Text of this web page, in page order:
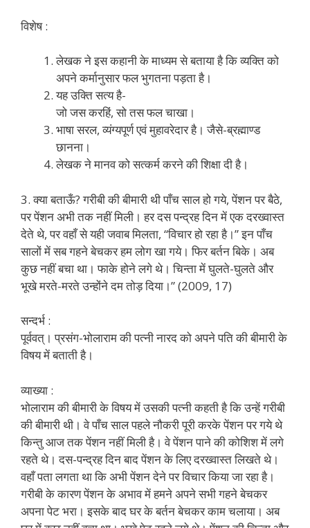
विशेष :
लेखक ने इस कहानी के माध्यम से बताया है कि व्यक्ति को
अपने कर्मानुसार फल भुगतना पड़ता है।
यह उक्ति सत्य है-
जो जस करहिं, सो तस फल चाखा।
भाषा सरल, व्यंग्यपूर्ण एवं मुहावरेदार है। जैसे-ब्रह्माण्ड
छानना।
लेखक ने मानव को सत्कर्म करने की शिक्षा दी है।
3. क्या बताऊँ? गरीबी की बीमारी थी पाँच साल हो गये, पेंशन पर बैठे,
पर पेंशन अभी तक नहीं मिली। हर दस पन्द्रह दिन में एक दरख्वास्त
देते थे, पर वहाँ से यही जवाब मिलता, “विचार हो रहा है।” इन पाँच
सालों में सब गहने बेचकर हम लोग खा गये। फिर बर्तन बिके। अब
कुछ नहीं बचा था। फाके होने लगे थे। चिन्ता में घुलते-घुलते और
भूखे मरते-मरते उन्होंने दम तोड़ दिया।” (2009, 17)
सन्दर्भ :
पूर्ववत्। प्रसंग-भोलाराम की पत्नी नारद को अपने पति की बीमारी के
विषय में बताती है।
व्याख्या :
भोलाराम की बीमारी के विषय में उसकी पत्नी कहती है कि उन्हें गरीबी
की बीमारी थी। वे पाँच साल पहले नौकरी पूरी करके पेंशन पर गये थे
किन्तु आज तक पेंशन नहीं मिली है। वे पेंशन पाने की कोशिश में लगे
रहते थे। दस-पन्द्रह दिन बाद पेंशन के लिए दरख्वास्त लिखते थे।
वहाँ पता लगता था कि अभी पेंशन देने पर विचार किया जा रहा है।
गरीबी के कारण पेंशन के अभाव में हमने अपने सभी गहने बेचकर
अपना पेट भरा। इसके बाद घर के बर्तन बेचकर काम चलाया। अब